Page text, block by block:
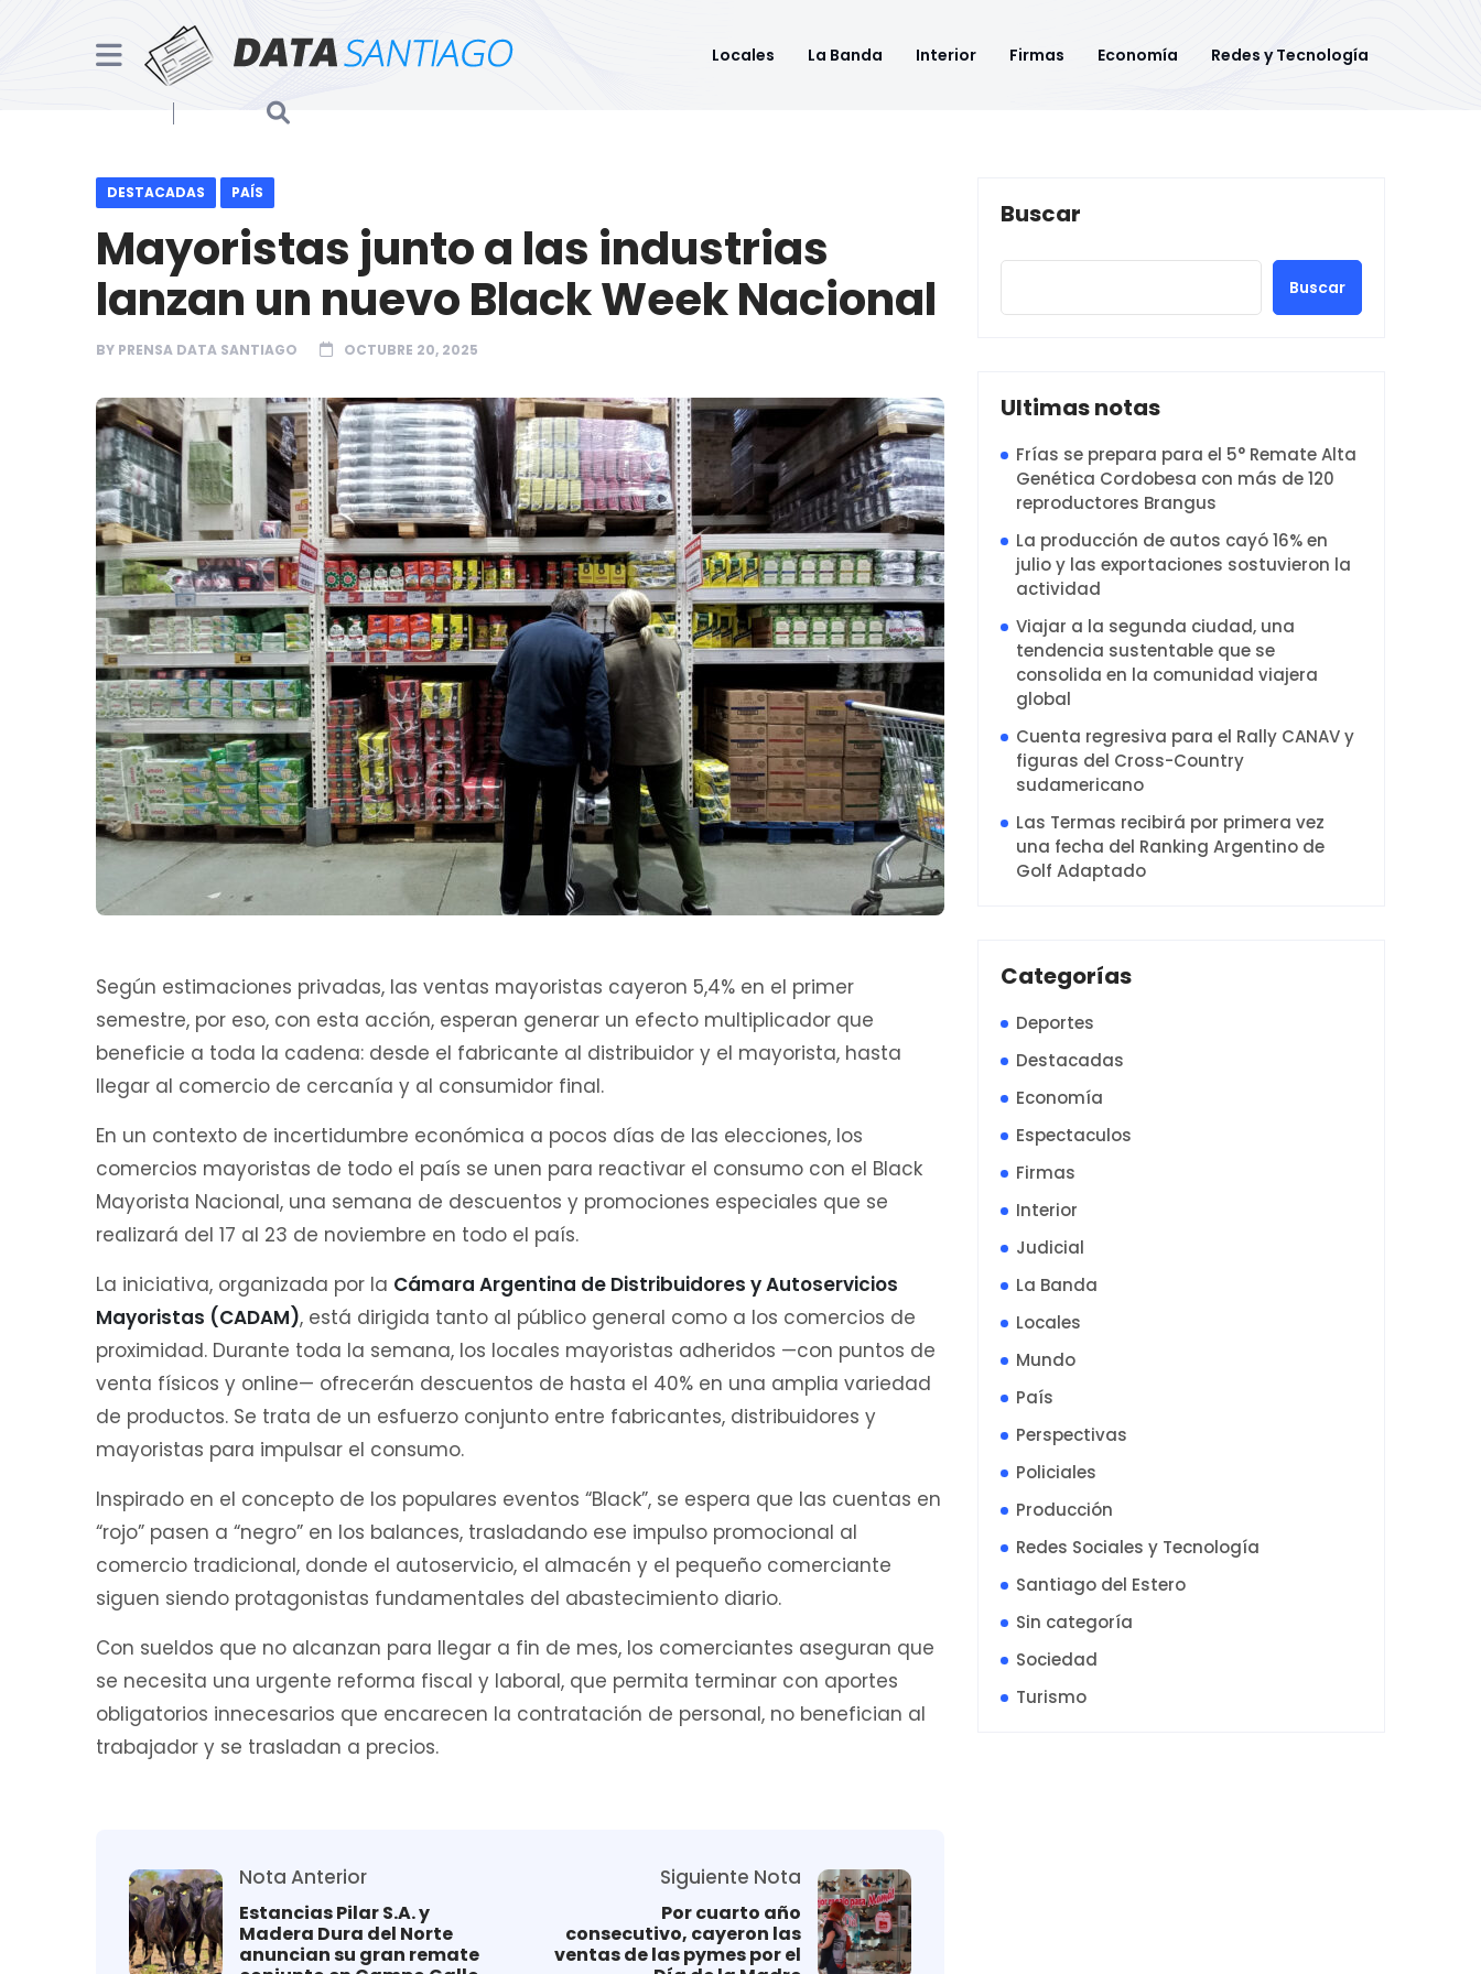
Locales La Banda Interior Firmas Economía Redes y Tecnología
DESTACADAS PAÍS
Mayoristas junto a las industrias
lanzan un nuevo Black Week Nacional
BY PRENSA DATA SANTIAGO OCTUBRE 20, 2025
Según estimaciones privadas, las ventas mayoristas cayeron 5,4% en el primer
semestre, por eso, con esta acción, esperan generar un efecto multiplicador que
beneficie a toda la cadena: desde el fabricante al distribuidor y el mayorista, hasta
llegar al comercio de cercanía y al consumidor final.
En un contexto de incertidumbre económica a pocos días de las elecciones, los
comercios mayoristas de todo el país se unen para reactivar el consumo con el Black
Mayorista Nacional, una semana de descuentos y promociones especiales que se
realizará del 17 al 23 de noviembre en todo el país.
La iniciativa, organizada por la Cámara Argentina de Distribuidores y Autoservicios
Mayoristas (CADAM), está dirigida tanto al público general como a los comercios de
proximidad. Durante toda la semana, los locales mayoristas adheridos —con puntos de
venta físicos y online— ofrecerán descuentos de hasta el 40% en una amplia variedad
de productos. Se trata de un esfuerzo conjunto entre fabricantes, distribuidores y
mayoristas para impulsar el consumo.
Inspirado en el concepto de los populares eventos “Black”, se espera que las cuentas en
“rojo” pasen a “negro” en los balances, trasladando ese impulso promocional al
comercio tradicional, donde el autoservicio, el almacén y el pequeño comerciante
siguen siendo protagonistas fundamentales del abastecimiento diario.
Con sueldos que no alcanzan para llegar a fin de mes, los comerciantes aseguran que
se necesita una urgente reforma fiscal y laboral, que permita terminar con aportes
obligatorios innecesarios que encarecen la contratación de personal, no benefician al
trabajador y se trasladan a precios.
Nota Anterior
Estancias Pilar S.A. y
Madera Dura del Norte
anuncian su gran remate
Siguiente Nota
Por cuarto año
consecutivo, cayeron las
ventas de las pymes por el
Buscar
Buscar
Ultimas notas
Frías se prepara para el 5° Remate Alta
Genética Cordobesa con más de 120
reproductores Brangus
La producción de autos cayó 16% en
julio y las exportaciones sostuvieron la
actividad
Viajar a la segunda ciudad, una
tendencia sustentable que se
consolida en la comunidad viajera
global
Cuenta regresiva para el Rally CANAV y
figuras del Cross-Country
sudamericano
Las Termas recibirá por primera vez
una fecha del Ranking Argentino de
Golf Adaptado
Categorías
Deportes
Destacadas
Economía
Espectaculos
Firmas
Interior
Judicial
La Banda
Locales
Mundo
País
Perspectivas
Policiales
Producción
Redes Sociales y Tecnología
Santiago del Estero
Sin categoría
Sociedad
Turismo